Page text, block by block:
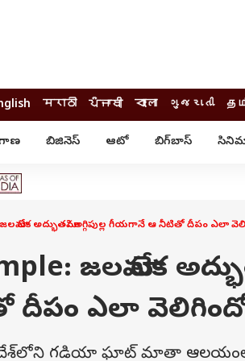
मराठी ਪੰਜਾਬੀ বাংলা ગુજરાતી
బిజినెస్ ఆటో బిగ్‌బాస్
క్రికెట్
ఐపీఎల్
యువ
ఎడ్యుకేషన్
జలమా లేక అద్భుతమా? అగ్గిపుల్ల గీయగానే ఆ నీటితో దీపం ఎలా
జలమా లేక
ఎలా
గడియా ఘాట్ మాతా